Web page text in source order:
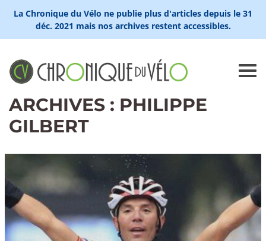
La Chronique du Vélo ne publie plus d'articles depuis le 31
déc. 2021 mais nos archives restent accessibles.
ARCHIVES : PHILIPPE
GILBERT